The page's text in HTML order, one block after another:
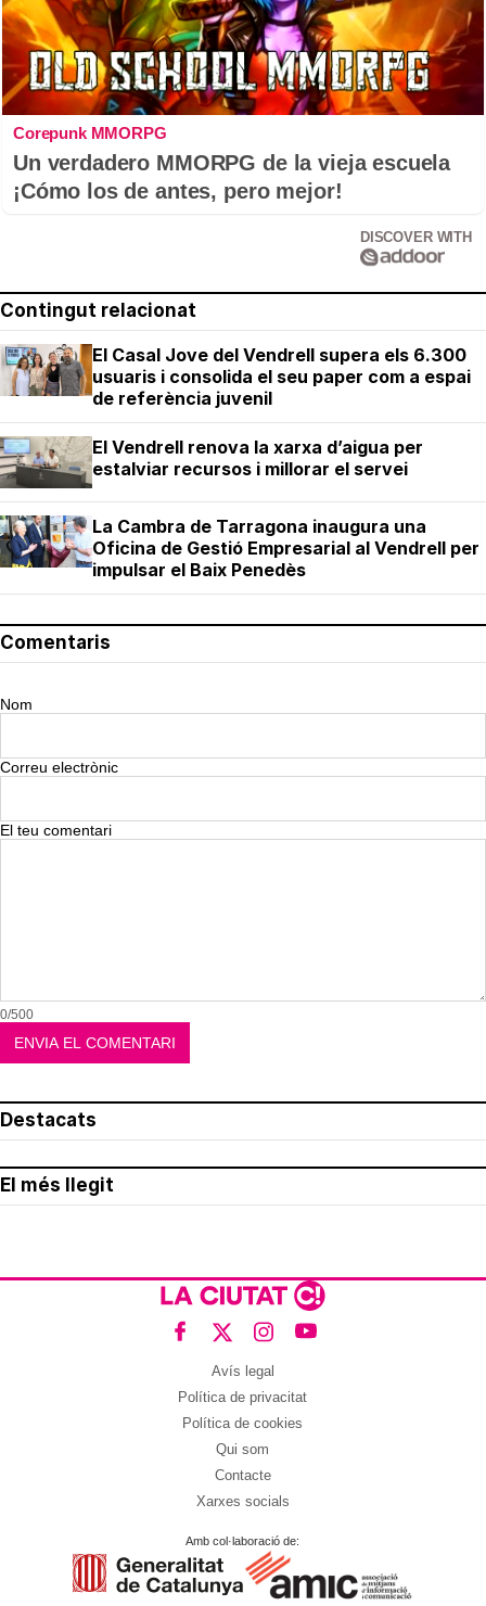
Corepunk MMORPG
Un verdadero MMORPG de la vieja escuela
¡Cómo los de antes, pero mejor!
DISCOVER WITH
Contingut relacionat
El Casal Jove del Vendrell supera els 6.300
usuaris i consolida el seu paper com a espai
de referència juvenil
El Vendrell renova la xarxa d’aigua per
estalviar recursos i millorar el servei
La Cambra de Tarragona inaugura una
Oficina de Gestió Empresarial al Vendrell per
impulsar el Baix Penedès
Comentaris
Nom
Correu electrònic
El teu comentari
0/500
Destacats
El més llegit
Avís legal
Política de privacitat
Política de cookies
Qui som
Contacte
Xarxes socials
Amb col·laboració de: